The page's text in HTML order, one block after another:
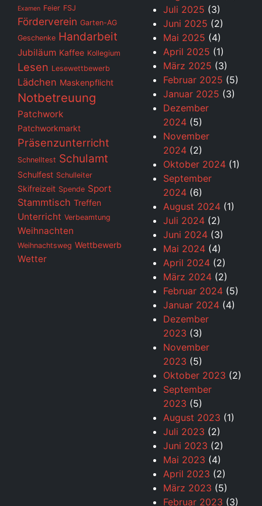
Examen Feier FSJ
Förderverein Garten-AG
Geschenke Handarbeit
Jubiläum Kaffee Kollegium
Lesen Lesewettbewerb
Lädchen Maskenpflicht
Notbetreuung
Patchwork
Patchworkmarkt
Präsenzunterricht
Schnelltest Schulamt
Schulfest Schulleiter
Skifreizeit Spende Sport
Stammtisch Treffen
Unterricht Verbeamtung
Weihnachten
Weihnachtsweg Wettbewerb
Wetter
Juli 2025 (3)
Juni 2025 (2)
Mai 2025 (4)
April 2025 (1)
März 2025 (3)
Februar 2025 (5)
Januar 2025 (3)
Dezember
2024 (5)
November
2024 (2)
Oktober 2024 (1)
September
2024 (6)
August 2024 (1)
Juli 2024 (2)
Juni 2024 (3)
Mai 2024 (4)
April 2024 (2)
März 2024 (2)
Februar 2024 (5)
Januar 2024 (4)
Dezember
2023 (3)
November
2023 (5)
Oktober 2023 (2)
September
2023 (5)
August 2023 (1)
Juli 2023 (2)
Juni 2023 (2)
Mai 2023 (4)
April 2023 (2)
März 2023 (5)
Februar 2023 (3)